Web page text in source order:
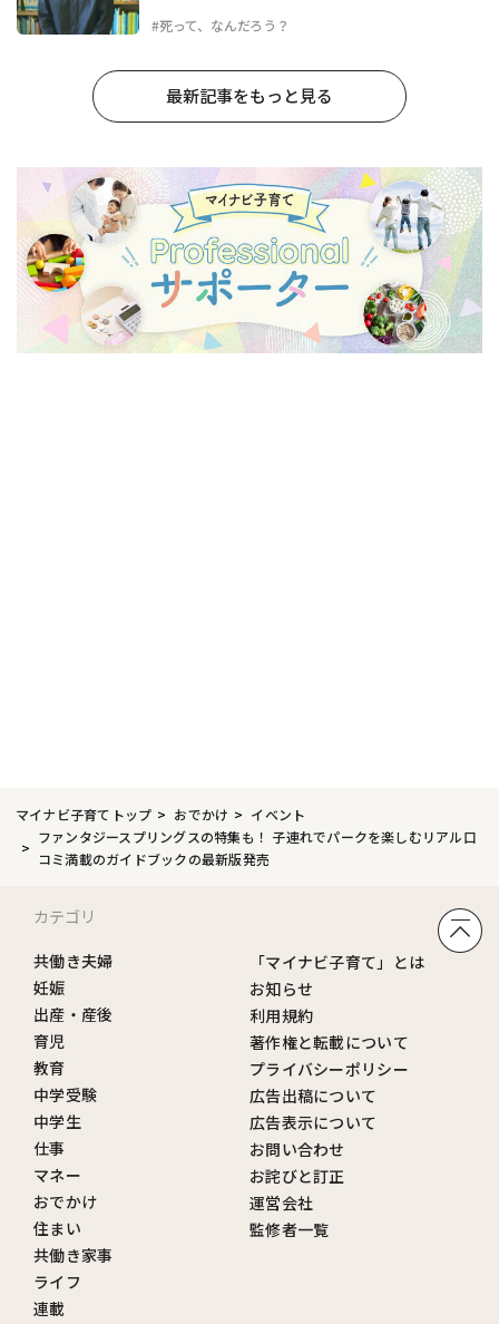
#死って、なんだろう？
最新記事をもっと見る
マイナビ子育てトップ おでかけ
イベント
ファンタジースプリングスの特集も！ 子連れでパークを楽しむリアル口
コミ満載のガイドブックの最新版発売
カテゴリ
共働き夫婦
妊娠
出産・産後
育児
教育
中学受験
中学生
仕事
マネー
おでかけ
住まい
共働き家事
ライフ
連載
「マイナビ子育て」とは
お知らせ
利用規約
著作権と転載について
プライバシーポリシー
広告出稿について
広告表示について
お問い合わせ
お詫びと訂正
運営会社
監修者一覧